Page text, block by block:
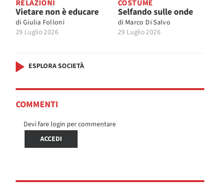
RELAZIONI
Vietare non è educare
di Giulia Folloni
29 Luglio 2026
COSTUME
Selfando sulle onde
di Marco Di Salvo
29 Luglio 2026
ESPLORA SOCIETÀ
COMMENTI
Devi fare login per commentare
ACCEDI